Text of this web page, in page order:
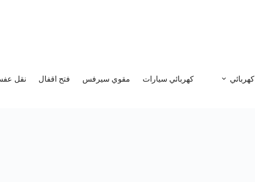
كهربائي كهربائي سيارات مقوي سيرفس فتح اقفال نقل